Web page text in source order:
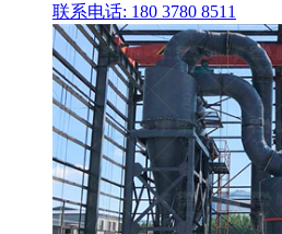
联系电话: 180 3780 8511